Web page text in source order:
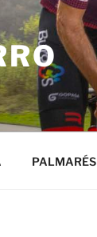
PALMARÉS